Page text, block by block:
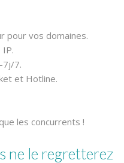
pour vos domaines.
7j/7.
et Hotline.
les concurrents !
ne le regretterez